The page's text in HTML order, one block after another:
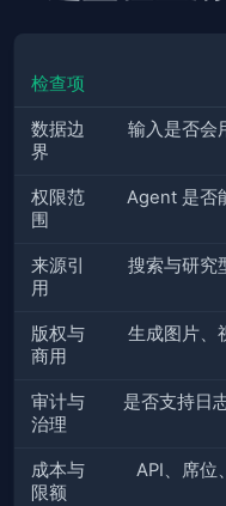
检查项
数据边
界
输入是否会
权限范
围
Agent 是否
来源引
用
搜索与研究
版权与
商用
生成图片、
审计与
治理
是否支持日
成本与
限额
API、席位